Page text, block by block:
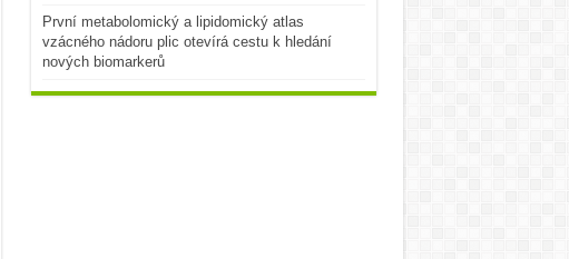
První metabolomický a lipidomický atlas
vzácného nádoru plic otevírá cestu k hledání
nových biomarkerů